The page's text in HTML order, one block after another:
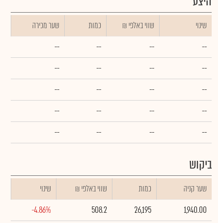
שינוי ₪ שווי באלפי כמות
שער מכירה
--
--
--
--
--
--
--
--
--
--
--
--
--
--
--
--
--
--
--
--
ביקוש
שער קניה כמות ₪ שווי באלפי
שינוי
1,940.00
26,195
508.2
-4.86%